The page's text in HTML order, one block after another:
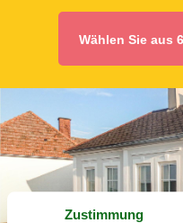
Wählen Sie aus
Zustimmung